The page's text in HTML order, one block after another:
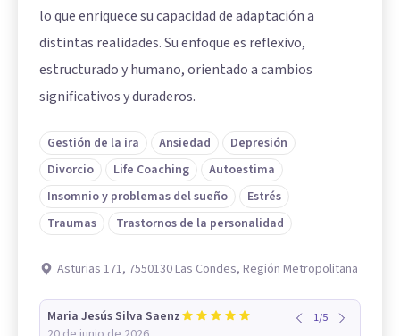
lo que enriquece su capacidad de adaptación a
distintas realidades. Su enfoque es reflexivo,
estructurado y humano, orientado a cambios
significativos y duraderos.
Gestión de la ira Ansiedad
Depresión
Divorcio
Life Coaching
Autoestima
Insomnio y problemas del sueño
Estrés
Traumas
Trastornos de la personalidad
Asturias 171, 7550130 Las Condes, Región Metropolitana
Maria Jesús Silva Saenz
1/5